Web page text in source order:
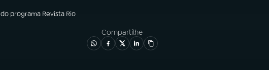
do programa Revista Rio
Compartilhe